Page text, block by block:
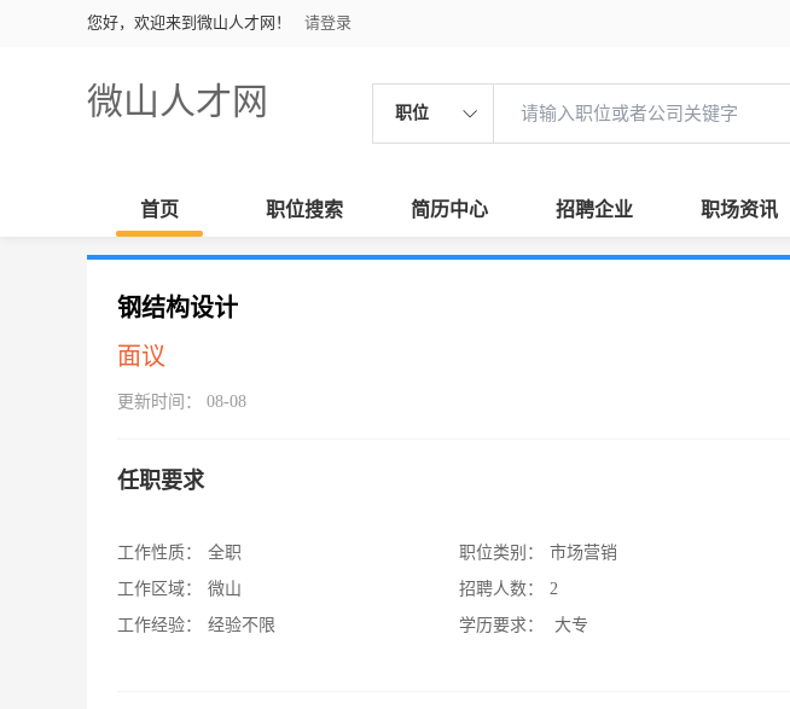
您好，欢迎来到微山人才网！ 请登录
微山人才网 职位
首页 职位搜索 简历中心 招聘企业 职场资讯
钢结构设计
面议
更新时间： 08-08
任职要求
工作性质：
全职
工作区域：
微山
工作经验：
经验不限
职位类别：
市场营销
招聘人数：
2
学历要求：
大专